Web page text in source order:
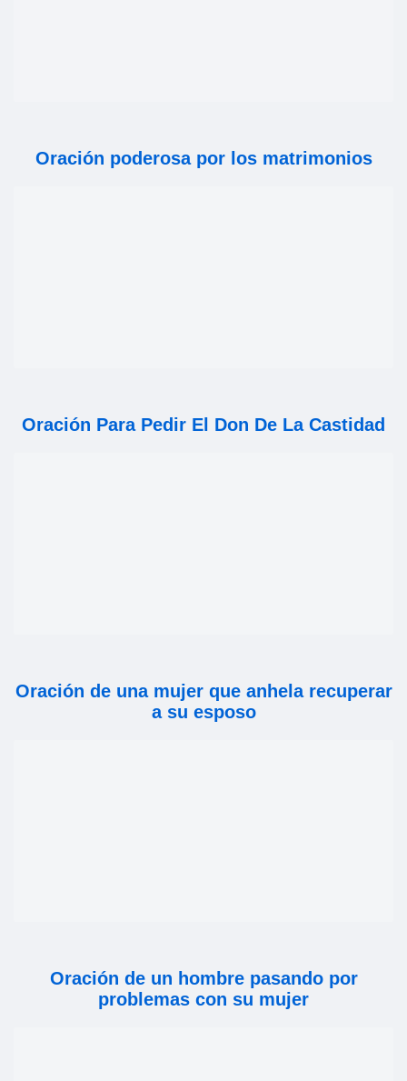
Oración poderosa por los matrimonios
Oración Para Pedir El Don De La Castidad
Oración de una mujer que anhela recuperar
a su esposo
Oración de un hombre pasando por
problemas con su mujer